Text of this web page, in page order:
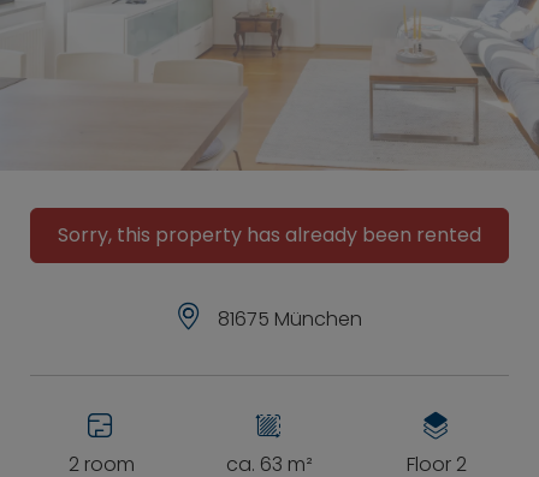
Sorry, this property has already been rented
81675 München
2 room ca. 63 m² Floor 2